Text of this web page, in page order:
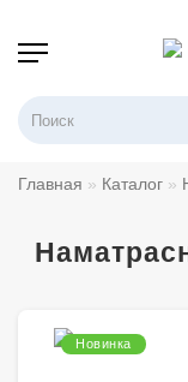
Главная Каталог
Новинка